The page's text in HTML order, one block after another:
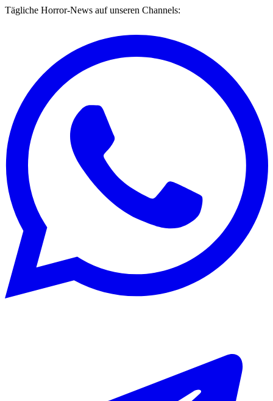
Tägliche Horror-News auf unseren Channels: